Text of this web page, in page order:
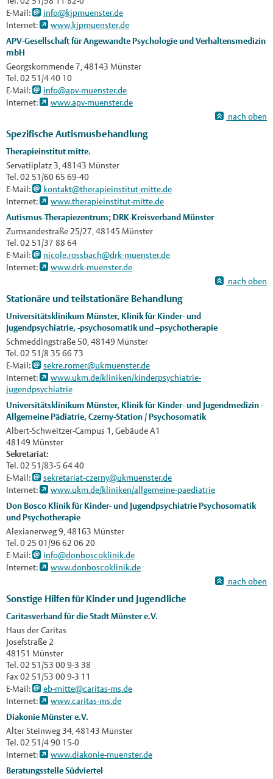
E-Mail:
info@kjpmuenster.de
Internet:
www.kjpmuenster.de
APV-Gesellschaft für Angewandte Psychologie und Verhaltensmedizin
mbH
Georgskommende 7, 48143 Münster
Tel. 02 51/4 40 10
E-Mail:
info@apv-muenster.de
Internet:
www.apv-muenster.de
nach oben
Spezifische Autismusbehandlung
Therapieinstitut mitte.
Servatiiplatz 3, 48143 Münster
Tel. 02 51/60 65 69-40
E-Mail:
kontakt@therapieinstitut-mitte.de
Internet:
www.therapieinstitut-mitte.de
Autismus-Therapiezentrum; DRK-Kreisverband Münster
Zumsandestraße 25/27, 48145 Münster
Tel. 02 51/37 88 64
E-Mail:
nicole.rossbach@drk-muenster.de
Internet:
www.drk-muenster.de
nach oben
Stationäre und teilstationäre Behandlung
Universitätsklinikum Münster, Klinik für Kinder- und
Jugendpsychiatrie, -psychosomatik und –psychotherapie
Schmeddingstraße 50, 48149 Münster
Tel. 02 51/8 35 66 73
E-Mail:
sekre.romer@ukmuenster.de
Internet:
www.ukm.de/kliniken/kinderpsychiatrie-
jugendpsychiatrie
Universitätsklinikum Münster, Klinik für Kinder- und Jugendmedizin -
Allgemeine Pädiatrie, Czerny-Station / Psychosomatik
Albert-Schweitzer-Campus 1, Gebäude A1
48149 Münster
Sekretariat:
Tel. 02 51/83-5 64 40
E-Mail:
sekretariat-czerny@ukmuenster.de
Internet:
www.ukm.de/kliniken/allgemeine-paediatrie
Don Bosco Klinik für Kinder- und Jugendpsychiatrie Psychosomatik
und Psychotherapie
Alexianerweg 9, 48163 Münster
Tel. 0 25 01/96 62 06 20
E-Mail:
info@donboscoklinik.de
Internet:
www.donboscoklinik.de
nach oben
Sonstige Hilfen für Kinder und Jugendliche
Caritasverband für die Stadt Münster e.V.
Haus der Caritas
Josefstraße 2
48151 Münster
Tel. 02 51/53 00 9-3 38
Fax 02 51/53 00 9-3 11
E-Mail:
eb-mitte@caritas-ms.de
Internet:
www.caritas-ms.de
Diakonie Münster e.V.
Alter Steinweg 34, 48143 Münster
Tel. 02 51/4 90 15-0
Internet:
www.diakonie-muenster.de
Beratungsstelle Südviertel